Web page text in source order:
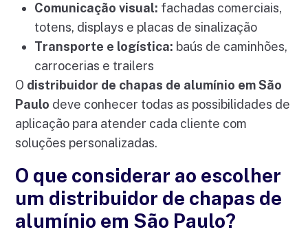
Comunicação visual: fachadas comerciais,
totens, displays e placas de sinalização
Transporte e logística: baús de caminhões,
carrocerias e trailers
O distribuidor de chapas de alumínio em São
Paulo deve conhecer todas as possibilidades de
aplicação para atender cada cliente com
soluções personalizadas.
O que considerar ao escolher
um distribuidor de chapas de
alumínio em São Paulo?